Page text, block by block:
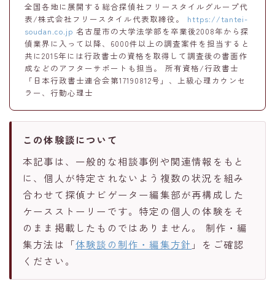
全国各地に展開する総合探偵社フリースタイルグループ代
表/株式会社フリースタイル代表取締役。 https://tantei-
soudan.co.jp 名古屋市の大学法学部を卒業後2008年から探
偵業界に入って以降、6000件以上の調査案件を担当すると
共に2015年には行政書士の資格を取得して調査後の書面作
成などのアフターサポートも担当。 所有資格/行政書士
「日本行政書士連合会第17190812号」、上級心理カウンセ
ラー、行動心理士
この体験談について
本記事は、一般的な相談事例や関連情報をもと
に、個人が特定されないよう複数の状況を組み
合わせて探偵ナビゲーター編集部が再構成した
ケースストーリーです。特定の個人の体験をそ
のまま掲載したものではありません。 制作・編
集方法は「体験談の制作・編集方針 」をご確認
ください。